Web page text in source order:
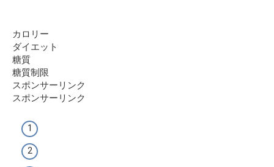
カロリー
ダイエット
糖質
糖質制限
スポンサーリンク
スポンサーリンク